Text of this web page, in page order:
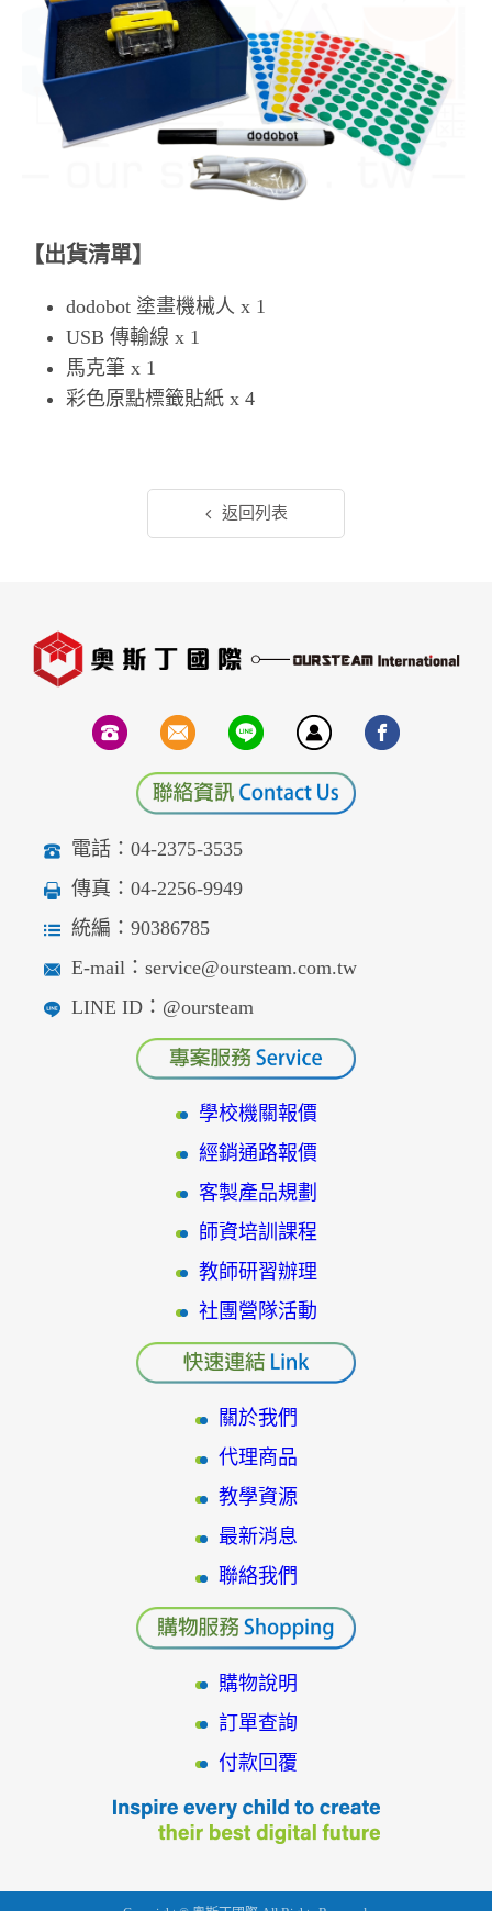
【出貨清單】
dodobot 塗畫機械人 x 1
USB 傳輸線 x 1
馬克筆 x 1
彩色原點標籤貼紙 x 4
返回列表
電話：04-2375-3535
傳真：04-2256-9949
統編：90386785
E-mail：service@oursteam.com.tw
LINE ID：@oursteam
學校機關報價
經銷通路報價
客製產品規劃
師資培訓課程
教師研習辦理
社團營隊活動
關於我們
代理商品
教學資源
最新消息
聯絡我們
購物說明
訂單查詢
付款回覆